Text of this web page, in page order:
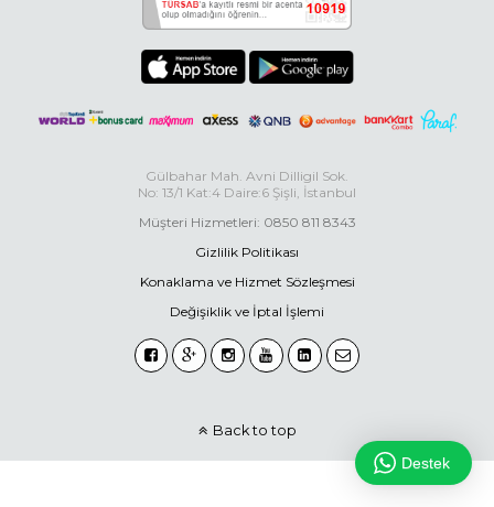
Gülbahar Mah. Avni Dilligil Sok.
No: 13/1 Kat:4 Daire:6 Şişli, İstanbul
Müşteri Hizmetleri: 0850 811 8343
Gizlilik Politikası
Konaklama ve Hizmet Sözleşmesi
Değişiklik ve İptal İşlemi
Back to top
Destek